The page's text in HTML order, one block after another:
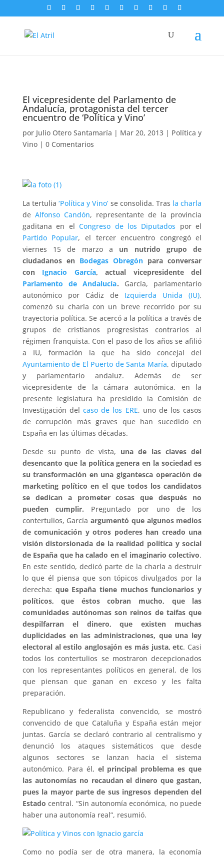
El vicepresidente del Parlamento de
Andalucía, protagonista del tercer
encuentro de ‘Política y Vino’
por Julio Otero Santamaría | Mar 20, 2013| Política y
Vino| 0 Comentarios
La tertulia ‘Política y Vino’se consolida. Tras la charla
de Alfonso Candón, representante de la provincia
gaditana en elCongreso de los Diputados por el
Partido Popular, el tercer encuentro congregó el
viernes 15 de marzo a un nutrido grupo de
ciudadanos en Bodegas Obregón para conversar
con Ignacio García, actual vicepresidente del
Parlamento de Andalucía. García, parlamentario
autonómico por Cádiz de Izquierda Unida (IU),
comenzó su charla con un breve recorrido por su
trayectoria política. Se acercó a la política a través de
grupos de cristianos progresistas contrarios al
régimen franquista. Con el paso de los años se afilió
a IU, formación la que ha sido concejal del
Ayuntamiento de El Puerto de Santa María, diputado
y parlamentario andaluz. Además de ser
vicepresidente de la cámara autonómica, en la
presente legislatura ha presidido la Comisión de
Investigación delcaso de los ERE, uno de los casos
de corrupción más graves que han sucedido en
España en las últimas décadas.
Desde su punto de vista, una de las claves del
desencanto que la política genera en la sociedad es
su transformación en una gigantesca operación de
marketing político en el que todos los candidatos
se dedican a prometer cosas que después no
pueden cumplir. Preguntado por uno de los
contertulios, Garcíaargumentó que algunos medios
de comunicación y otros poderes han creado una
visión distorsionada de la realidad política y social
de España que ha calado en el imaginario colectivo.
En este sentido, dedicó parte de la charla a destruir
lo que él piensa que son tópicos divulgados por la
derecha: que España tiene muchos funcionarios y
políticos, que éstos cobran mucho, que las
comunidades autónomas son reinos de taifas que
despilfarran el dinero, que existen muchas
duplicidades en las administraciones, que una ley
electoral al estilo anglosajón es más justa, etc. Casi
todos los contertulios se mostraron decepcionados
con los representantes políticos en general, de los
que piensan que ganan en exceso y les falta
preparación.
Republicano y federalista convencido, se mostró
convencido de que Cataluña y España están mejor
juntas. García se declaró contrario al centralismo y
denunció los ataques sistemáticos que desde
algunos sectores se lanzan hacia el sistema
autonómico. Para él, el principal problema es que
las autonomías no recaudan el dinero que gastan,
pues la mayor parte de sus ingresos dependen del
Estado central. “Sin autonomía económica, no puede
haber una autonomía real”, resumió.
Como no podía ser de otra manera, la economía